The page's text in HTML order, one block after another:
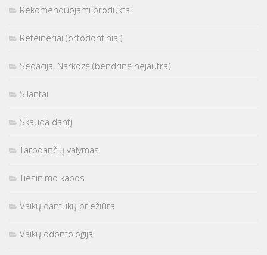
Rekomenduojami produktai
Reteineriai (ortodontiniai)
Sedacija, Narkozė (bendrinė nejautra)
Silantai
Skauda dantį
Tarpdančių valymas
Tiesinimo kapos
Vaikų dantukų priežiūra
Vaikų odontologija